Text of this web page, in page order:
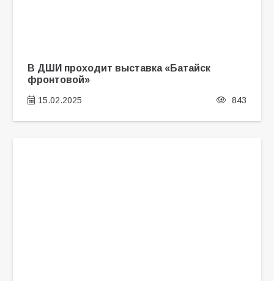
В ДШИ проходит выставка «Батайск
фронтовой»
15.02.2025 843